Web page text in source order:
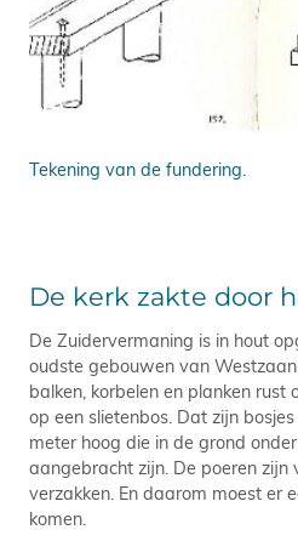
Tekening van de fundering.
De kerk zakte door
De Zuidervermaning is in hout
oudste gebouwen van
balken, korbelen en planken
op een slietenbos. Dat zijn
meter hoog die in de grond
aangebracht zijn. De poeren
verzakken. En daarom moest er
komen.